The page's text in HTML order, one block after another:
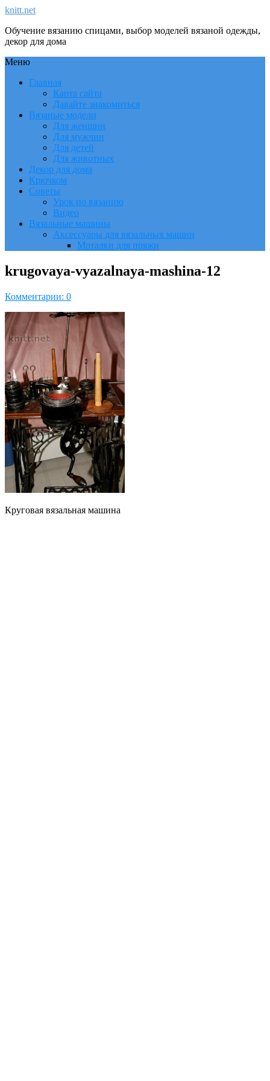
knitt.net
Обучение вязанию спицами, выбор моделей вязаной одежды,
декор для дома
Меню
Главная
Карта сайта
Давайте знакомиться
Вязаные модели
Для женщин
Для мужчин
Для детей
Для животных
Декор для дома
Крючком
Советы
Урок по вязанию
Видео
Вязальные машины
Аксессуары для вязальных машин
Моталки для пряжи
krugovaya-vyazalnaya-mashina-12
Комментарии: 0
Круговая вязальная машина